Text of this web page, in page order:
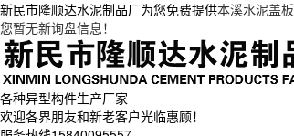
新民市隆顺达水泥制品厂为您免费提供本溪水泥盖板
您暂无新询盘信息！
各种异型构件生产厂家
欢迎各界朋友和新老客户光临惠顾！